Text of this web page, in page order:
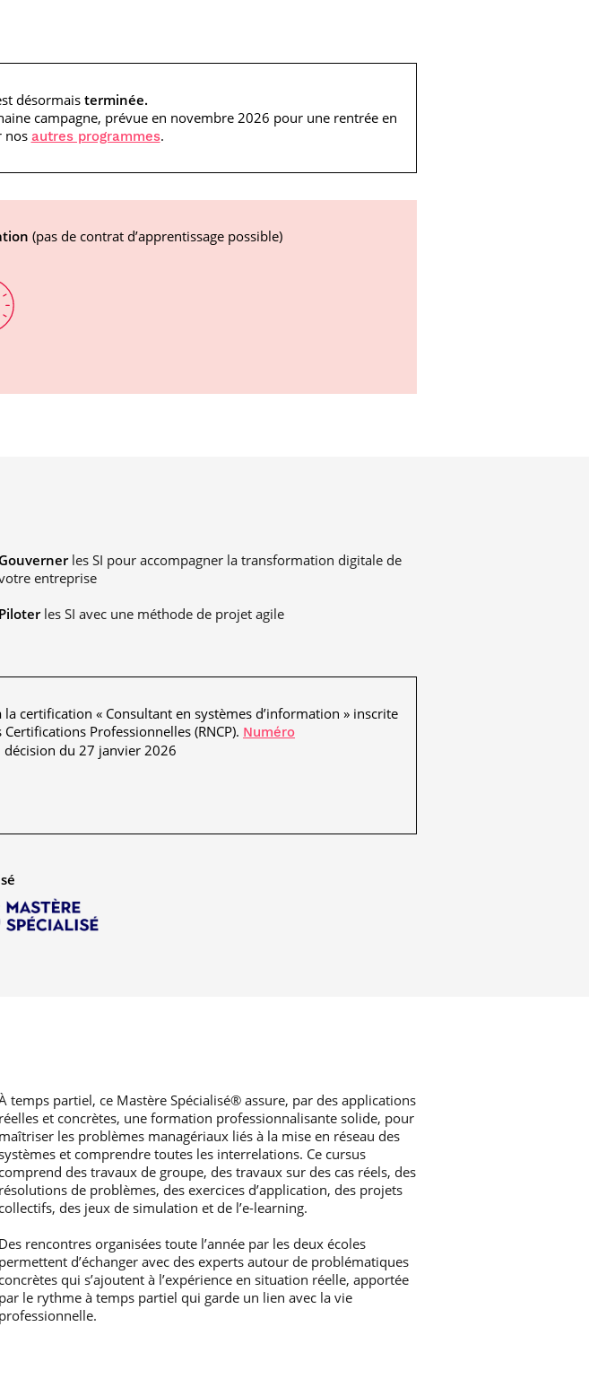
désormaisterminée.
campagne, prévue en novembre 2026 pour une rentrée en
nos autres programmes.
(pas de contrat d’apprentissage possible)
Gouvernerles SI pour accompagner la transformation digitale de
entreprise
Piloterles SI avec une méthode de projet agile
certification « Consultant en systèmes d’information » inscrite
Professionnelles (RNCP). Numéro
décision du 27 janvier 2026
temps partiel, ce Mastère Spécialisé® assure, par des applications
réelles et concrètes, une formation professionnalisante solide, pour
maîtriser les problèmes managériaux liés à la mise en réseau des
systèmes et comprendre toutes les interrelations. Ce cursus
comprend des travaux de groupe, des travaux sur des cas réels, des
résolutions de problèmes, des exercices d’application, des projets
collectifs, des jeux de simulation et de l’e-learning.
Des rencontres organisées toute l’année par les deux écoles
permettent d’échanger avec des experts autour de problématiques
concrètes qui s’ajoutent à l’expérience en situation réelle, apportée
par le rythme à temps partiel qui garde un lien avec la vie
professionnelle.